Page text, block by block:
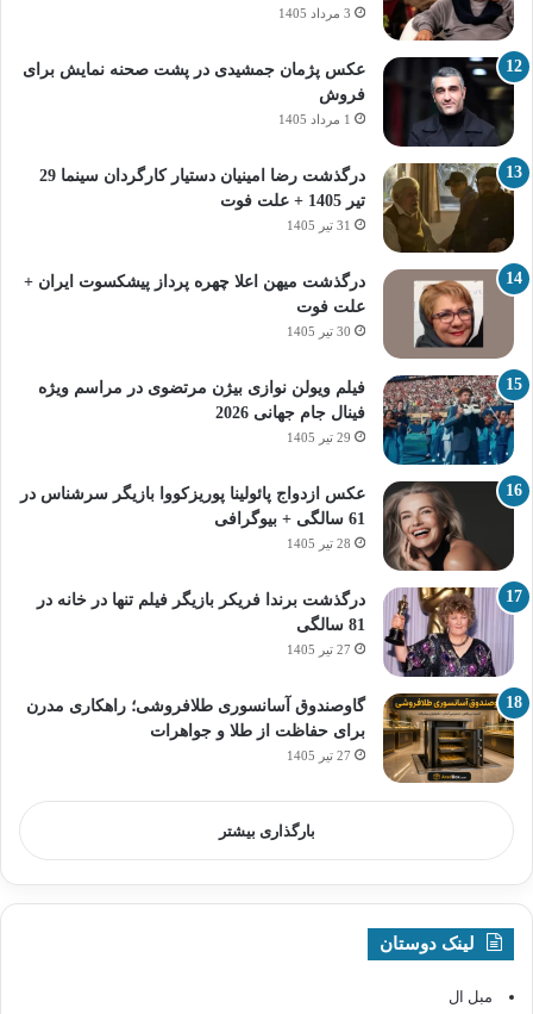
3 مرداد 1405
عکس پژمان جمشیدی در پشت صحنه نمایش برای
فروش
1 مرداد 1405
درگذشت رضا امینیان دستیار کارگردان سینما 29
تیر 1405 + علت فوت
31 تیر 1405
درگذشت میهن اعلا چهره پرداز پیشکسوت ایران +
علت فوت
30 تیر 1405
فیلم ویولن نوازی بیژن مرتضوی در مراسم ویژه
فینال جام جهانی 2026
29 تیر 1405
عکس ازدواج پائولینا پوریزکووا بازیگر سرشناس در
61 سالگی + بیوگرافی
28 تیر 1405
درگذشت برندا فریکر بازیگر فیلم تنها در خانه در
81 سالگی
27 تیر 1405
گاوصندوق آسانسوری طلافروشی؛ راهکاری مدرن
برای حفاظت از طلا و جواهرات
27 تیر 1405
بارگذاری بیشتر
لینک دوستان
مبل ال